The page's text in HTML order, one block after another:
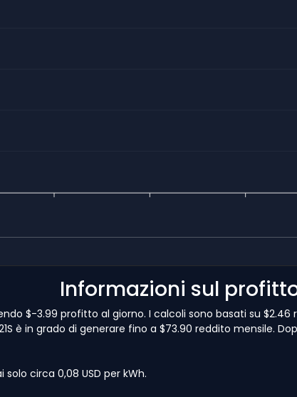
Informazioni sul
$-3.99 profitto al giorno. I calcoli sono basati su
è in grado di generare fino a $73.90 reddito mensile.
circa 0,08 USD per kWh.